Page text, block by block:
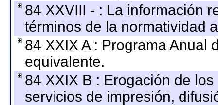
84 XXVIII - : La información
términos de la normatividad
84 XXIX A : Programa Anual
equivalente.
84 XXIX B : Erogación de
servicios de impresión,